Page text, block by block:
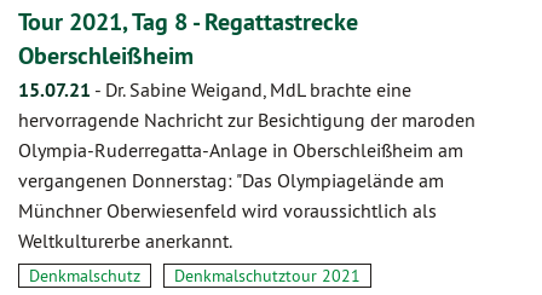
Tour 2021, Tag 8 - Regattastrecke
Oberschleißheim
15.07.21 - Dr. Sabine Weigand, MdL brachte eine
hervorragende Nachricht zur Besichtigung der maroden
Olympia-Ruderregatta-Anlage in Oberschleißheim am
vergangenen Donnerstag: "Das Olympiagelände am
Münchner Oberwiesenfeld wird voraussichtlich als
Weltkulturerbe anerkannt.
Denkmalschutz Denkmalschutztour 2021